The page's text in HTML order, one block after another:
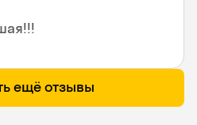
ещё отзывы